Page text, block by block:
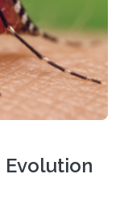
Geflechte
ist: Die
Evolution